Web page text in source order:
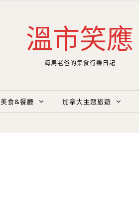
溫市笑應
海馬老爸的集食行樂日記
美食&餐廳 加拿大主題旅遊